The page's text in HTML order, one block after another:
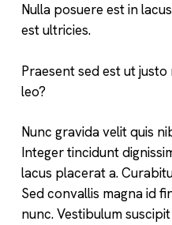
Nulla posuere est in
est ultricies.
Praesent sed est ut
leo?
Nunc gravida velit quis
Integer tincidunt
lacus placerat a.
Sed convallis magna id
nunc. Vestibulum